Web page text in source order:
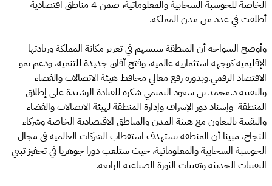
الخاصة للحوسبة السحابية والمعلوماتية، ضمن 4 مناطق اقتصادية
أطلقت في عدد من مدن المملكة.
وأوضح السواحه أن المنطقة ستسهم في تعزيز مكانة المملكة وريادتها
الإقليمية كوجهة استثمارية عالمية، وفتح آفاق جديدة للتنمية، ودعم نمو
الاقتصاد الرقمي.وبدوره رفع معالي محافظ هيئة الاتصالات والفضاء
والتقنية د.محمد بن سعود التميمي شكره للقيادة الرشيدة على إطلاق
المنطقة وإسناد دور الإشراف وإدارة المنطقة لهيئة الاتصالات والفضاء
والتقنية بالتعاون مع هيئة المدن والمناطق الاقتصادية الخاصة وشركاء
النجاح، مبينا أن المنطقة تستهدف استقطاب الشركات العالمية في مجال
الحوسبة السحابية والمعلوماتية، حيث ستلعب دورا جوهريا في تحفيز تبني
التقنيات الحديثة وتقنيات الثورة الصناعية الرابعة.